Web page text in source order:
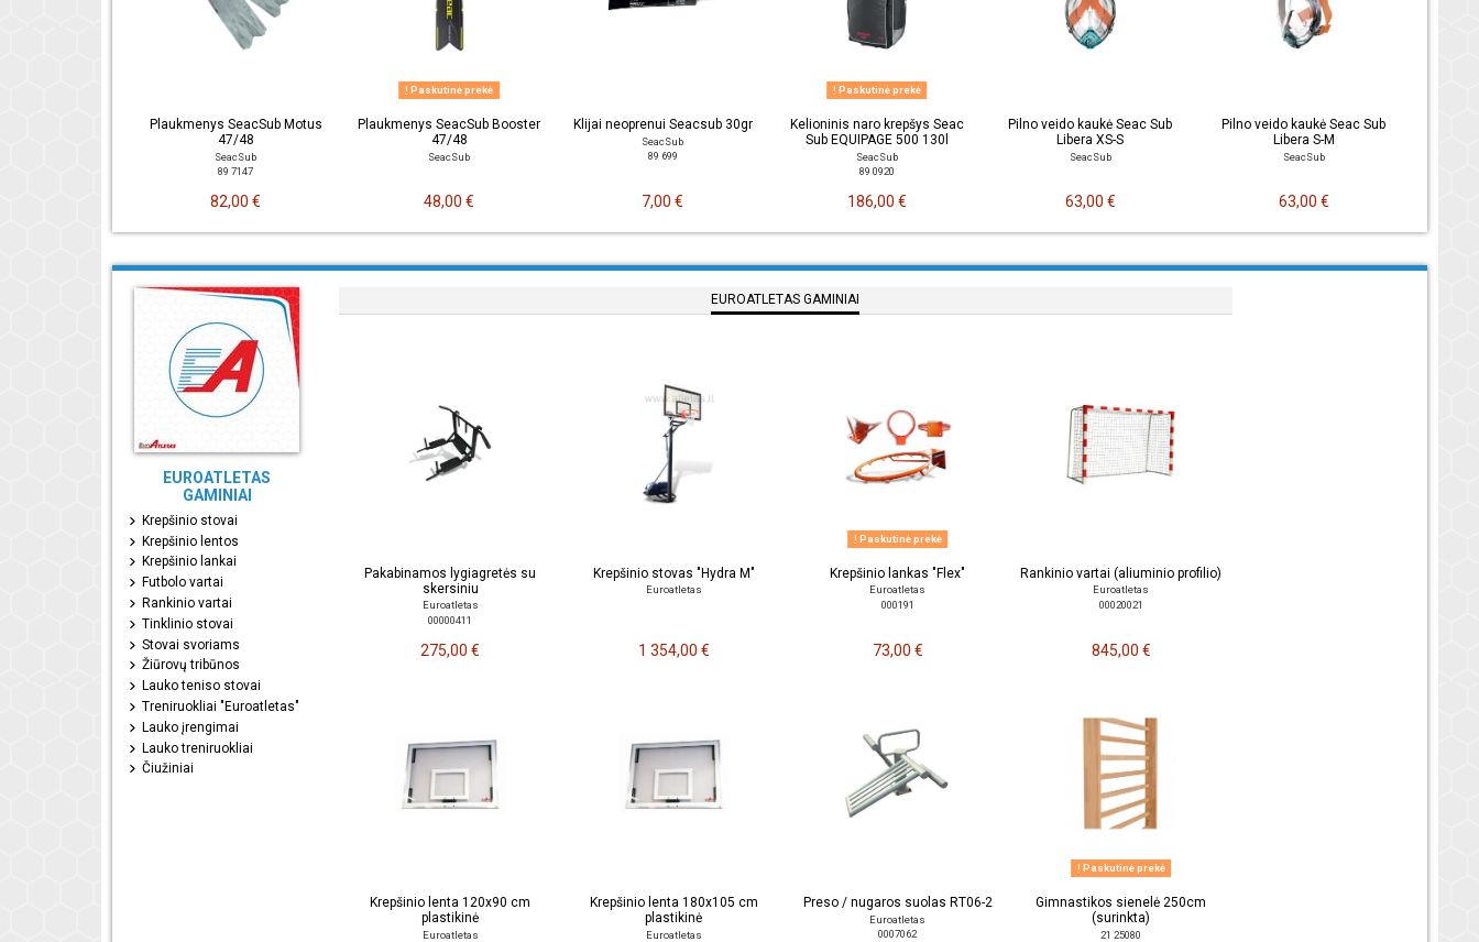
Plaukmenys SeacSub Motus
47/48
SeacSub
89 7147
82,00 €
Paskutinė prekė
Plaukmenys SeacSub Booster
47/48
SeacSub
48,00 €
Klijai neoprenui Seacsub 30gr
SeacSub
89 699
7,00 €
Paskutinė prekė
Kelioninis naro krepšys Seac
Sub EQUIPAGE 500 130l
SeacSub
89 0920
186,00 €
Pilno veido kaukė Seac Sub
Libera XS-S
SeacSub
63,00 €
Pilno veido kaukė Seac Sub
Libera S-M
SeacSub
63,00 €
EUROATLETAS
GAMINIAI
Krepšinio stovai
Krepšinio lentos
Krepšinio lankai
Futbolo vartai
Rankinio vartai
Tinklinio stovai
Stovai svoriams
Žiūrovų tribūnos
Lauko teniso stovai
Treniruokliai "Euroatletas"
Lauko įrengimai
Lauko treniruokliai
Čiužiniai
EUROATLETAS GAMINIAI
Pakabinamos lygiagretės su
skersiniu
Euroatletas
00000411
275,00 €
Krepšinio stovas "Hydra M"
Euroatletas
1 354,00 €
Paskutinė prekė
Krepšinio lankas "Flex"
Euroatletas
000191
73,00 €
Rankinio vartai (aliuminio profilio)
Euroatletas
00020021
845,00 €
Krepšinio lenta 120x90 cm
plastikinė
Euroatletas
Krepšinio lenta 180x105 cm
plastikinė
Euroatletas
Preso / nugaros suolas RT06-2
Euroatletas
0007062
Paskutinė prekė
Gimnastikos sienelė 250cm
(surinkta)
21 25080